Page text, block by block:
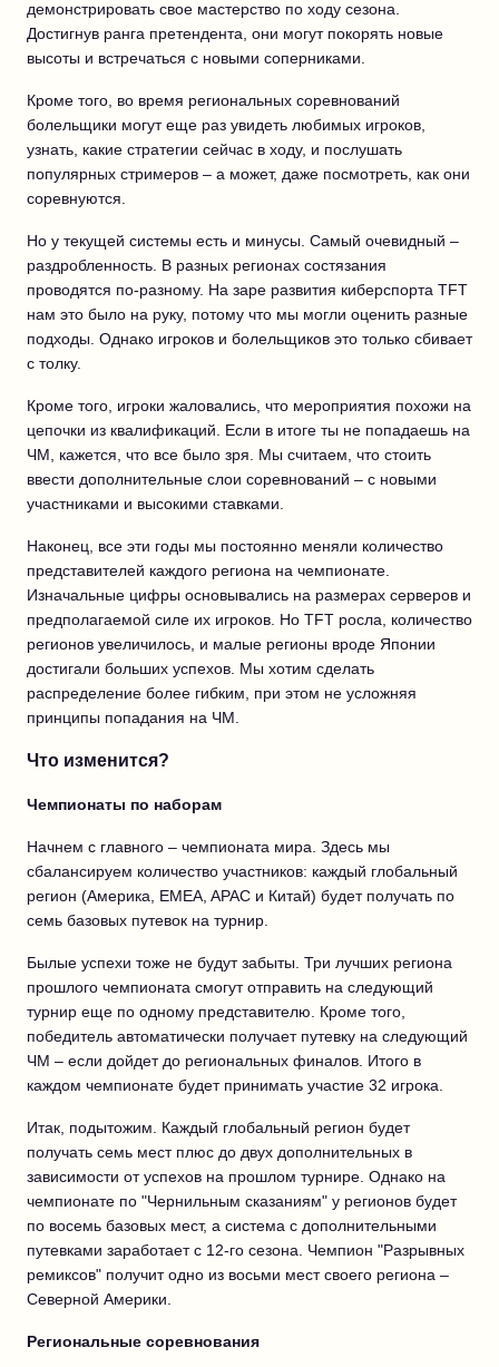
демонстрировать свое мастерство по ходу сезона.
Достигнув ранга претендента, они могут покорять новые
высоты и встречаться с новыми соперниками.
Кроме того, во время региональных соревнований
болельщики могут еще раз увидеть любимых игроков,
узнать, какие стратегии сейчас в ходу, и послушать
популярных стримеров – а может, даже посмотреть, как они
соревнуются.
Но у текущей системы есть и минусы. Самый очевидный –
раздробленность. В разных регионах состязания
проводятся по-разному. На заре развития киберспорта TFT
нам это было на руку, потому что мы могли оценить разные
подходы. Однако игроков и болельщиков это только сбивает
с толку.
Кроме того, игроки жаловались, что мероприятия похожи на
цепочки из квалификаций. Если в итоге ты не попадаешь на
ЧМ, кажется, что все было зря. Мы считаем, что стоить
ввести дополнительные слои соревнований – с новыми
участниками и высокими ставками.
Наконец, все эти годы мы постоянно меняли количество
представителей каждого региона на чемпионате.
Изначальные цифры основывались на размерах серверов и
предполагаемой силе их игроков. Но TFT росла, количество
регионов увеличилось, и малые регионы вроде Японии
достигали больших успехов. Мы хотим сделать
распределение более гибким, при этом не усложняя
принципы попадания на ЧМ.
Что изменится?
Чемпионаты по наборам
Начнем с главного – чемпионата мира. Здесь мы
сбалансируем количество участников: каждый глобальный
регион (Америка, EMEA, APAC и Китай) будет получать по
семь базовых путевок на турнир.
Былые успехи тоже не будут забыты. Три лучших региона
прошлого чемпионата смогут отправить на следующий
турнир еще по одному представителю. Кроме того,
победитель автоматически получает путевку на следующий
ЧМ – если дойдет до региональных финалов. Итого в
каждом чемпионате будет принимать участие 32 игрока.
Итак, подытожим. Каждый глобальный регион будет
получать семь мест плюс до двух дополнительных в
зависимости от успехов на прошлом турнире. Однако на
чемпионате по "Чернильным сказаниям" у регионов будет
по восемь базовых мест, а система с дополнительными
путевками заработает с 12-го сезона. Чемпион "Разрывных
ремиксов" получит одно из восьми мест своего региона –
Северной Америки.
Региональные соревнования